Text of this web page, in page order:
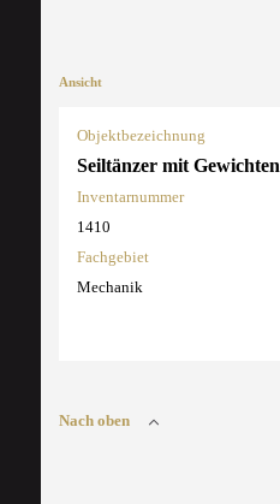
Ansicht
Objektbezeichnung
Seiltänzer mit Gewichten
Inventarnummer
1410
Fachgebiet
Mechanik
Nach oben